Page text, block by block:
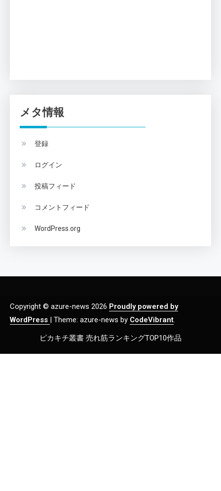
メタ情報
登録
ログイン
投稿フィード
コメントフィード
WordPress.org
Copyright © azure-news 2026 Proudly powered by
WordPress | Theme: azure-news by CodeVibrant.
ピカキチ叢書 売れ筋ランキングTOP10作品